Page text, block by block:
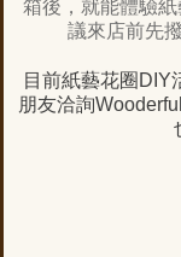
箱後，就能體驗紙
議來店前先
目前紙藝花圈 DIY
朋友洽詢